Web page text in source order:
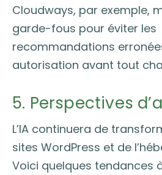
Cloudways, par exemple,
garde-fous pour éviter les
recommandations
autorisation avant tout
5. Perspectives
L’IA continuera de
sites WordPress et de
Voici quelques tendances